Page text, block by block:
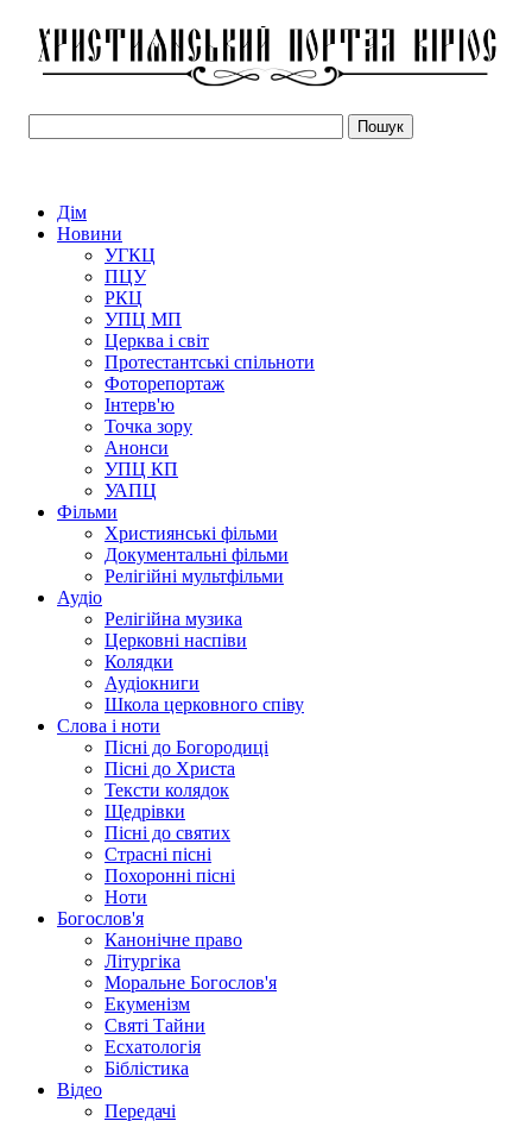
Дім
Новини
УГКЦ
ПЦУ
РКЦ
УПЦ МП
Церква і світ
Протестантські спільноти
Фоторепортаж
Інтерв'ю
Точка зору
Анонси
УПЦ КП
УАПЦ
Фільми
Християнські фільми
Документальні фільми
Релігійні мультфільми
Аудіо
Релігійна музика
Церковні наспіви
Колядки
Аудіокниги
Школа церковного співу
Слова і ноти
Пісні до Богородиці
Пісні до Христа
Тексти колядок
Щедрівки
Пісні до святих
Страсні пісні
Похоронні пісні
Ноти
Богослов'я
Канонічне право
Літургіка
Моральне Богослов'я
Екуменізм
Святі Тайни
Есхатологія
Біблістика
Відео
Передачі